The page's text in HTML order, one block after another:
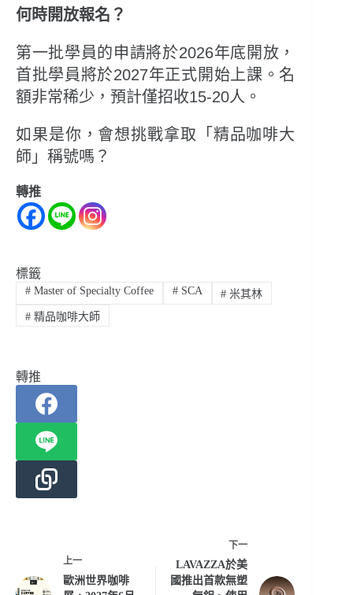
何時開放報名？
第一批學員的申請將於2026年底開放，
首批學員將於2027年正式開始上課。名
額非常稀少，預計僅招收15-20人。
如果是你，會想挑戰拿取「精品咖啡大
師」稱號嗎？
轉推
標籤
#Master of Specialty Coffee #SCA # 米其林
#精品咖啡大師
轉推
上一
歐洲世界咖啡
下一
LAVAZZA於美
國推出首款無塑